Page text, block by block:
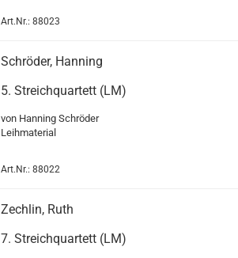
Art.Nr.: 88023
Schröder, Hanning
5. Streichquartett (LM)
von Hanning Schröder
Leihmaterial
Art.Nr.: 88022
Zechlin, Ruth
7. Streichquartett (LM)